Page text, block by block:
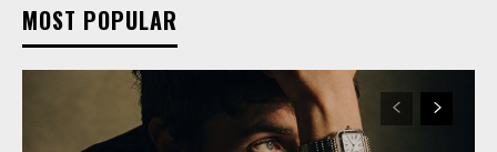
MOST POPULAR